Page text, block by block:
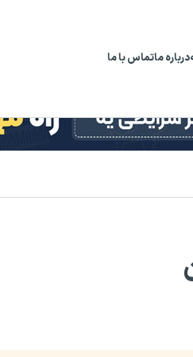
درباره ماتماس با ما